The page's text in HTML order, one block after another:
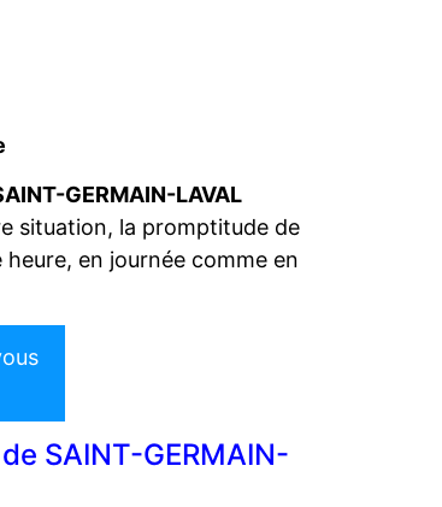
GERMAIN-LAVAL
situation, la promptitude de
en journée comme en
SAINT-GERMAIN-